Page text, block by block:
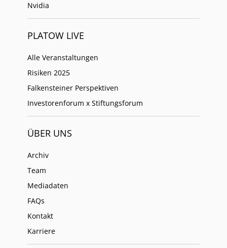
Nvidia
PLATOW LIVE
Alle Veranstaltungen
Risiken 2025
Falkensteiner Perspektiven
Investorenforum x Stiftungsforum
ÜBER UNS
Archiv
Team
Mediadaten
FAQs
Kontakt
Karriere